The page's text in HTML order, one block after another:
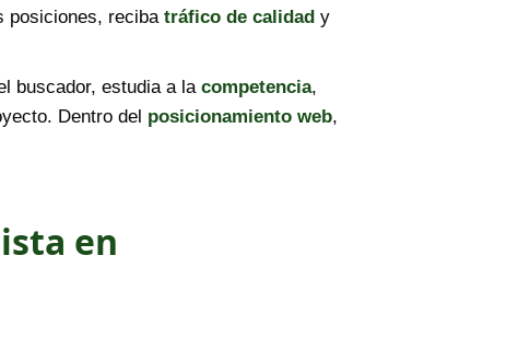
posiciones, reciba tráfico de calidad y
buscador, estudia a la competencia,
Dentro del posicionamiento web,
en